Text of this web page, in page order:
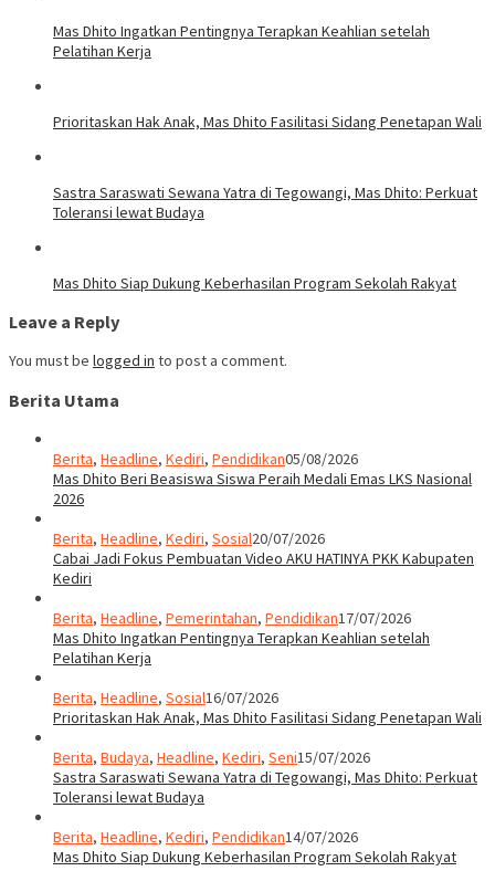
Mas Dhito Ingatkan Pentingnya Terapkan Keahlian setelah
Pelatihan Kerja
Prioritaskan Hak Anak, Mas Dhito Fasilitasi Sidang Penetapan Wali
Sastra Saraswati Sewana Yatra di Tegowangi, Mas Dhito: Perkuat
Toleransi lewat Budaya
Mas Dhito Siap Dukung Keberhasilan Program Sekolah Rakyat
Leave a Reply
You must be logged in to post a comment.
Berita Utama
Berita, Headline, Kediri, Pendidikan05/08/2026
Mas Dhito Beri Beasiswa Siswa Peraih Medali Emas LKS Nasional
2026
Berita, Headline, Kediri, Sosial20/07/2026
Cabai Jadi Fokus Pembuatan Video AKU HATINYA PKK Kabupaten
Kediri
Berita, Headline, Pemerintahan, Pendidikan17/07/2026
Mas Dhito Ingatkan Pentingnya Terapkan Keahlian setelah
Pelatihan Kerja
Berita, Headline, Sosial16/07/2026
Prioritaskan Hak Anak, Mas Dhito Fasilitasi Sidang Penetapan Wali
Berita, Budaya, Headline, Kediri, Seni15/07/2026
Sastra Saraswati Sewana Yatra di Tegowangi, Mas Dhito: Perkuat
Toleransi lewat Budaya
Berita, Headline, Kediri, Pendidikan14/07/2026
Mas Dhito Siap Dukung Keberhasilan Program Sekolah Rakyat